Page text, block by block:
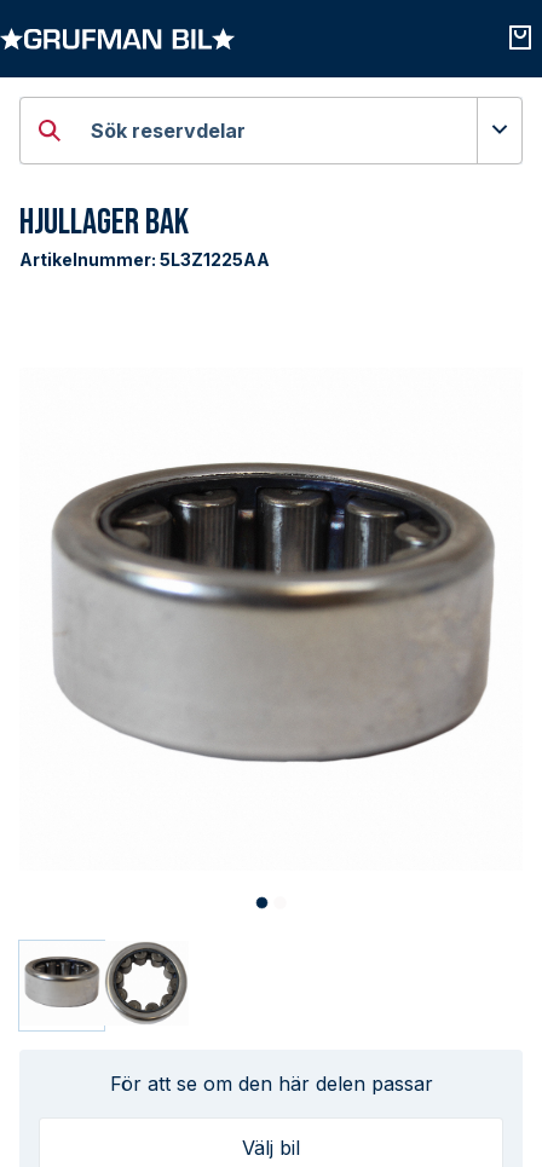
Sök reservdelar
Hjullager Bak
Artikelnummer: 5L3Z1225AA
För att se om den här delen passar
Välj bil